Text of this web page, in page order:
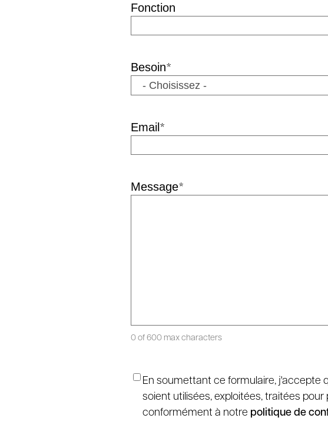
Fonction
Besoin*
Email *
Message*
0 of 600 max characters
Consentement*
En soumettant ce formulaire, j'accepte
soient utilisées, exploitées, traitées
conformément à notre politique de